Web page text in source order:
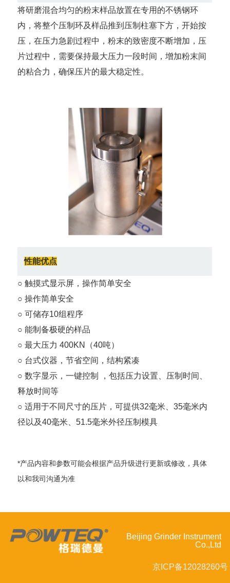
将研磨混合均匀的粉末样品放置在专用的不锈钢环
内，将整个压制环及样品推到压制柱塞下方，开始按
压，在压力急剧过程中，粉末的致密度不断增加，压
片过程中，需要保持最大压力一段时间，增加粉末间
的粘合力，确保压片的最大稳定性。
性能优点
○ 触摸式显示屏，操作简单安全
○ 操作简单安全
○ 可储存10组程序
○ 能制备极硬的样品
○ 最大压力 400KN（40吨）
○ 台式仪器，节省空间，结构紧凑
○ 数字显示，一键控制 ，包括压力设置、压制时间、
释放时间等
○ 适用于不同尺寸的压片，可提供32毫米、35毫米内
径以及40毫米、51.5毫米外径压制模具
*产品内容和参数可能会根据产品升级进行更新或修改，具体
以和我司沟通为准
Beijing Grinder Instrument
Co.,Ltd
京ICP备12028260号